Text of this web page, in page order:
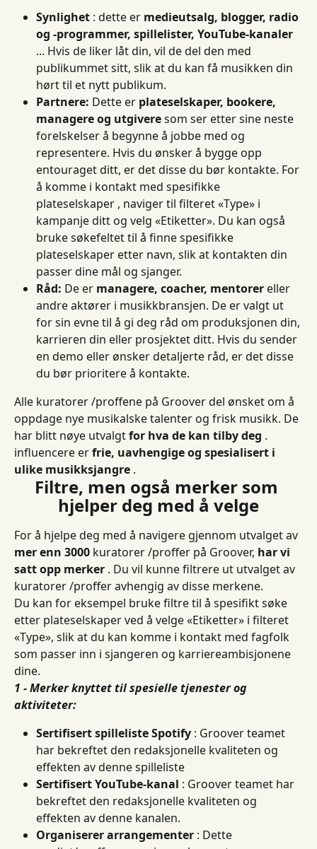
Synlighet : dette er medieutsalg, blogger, radio
og -programmer, spillelister, YouTube-kanaler
... Hvis de liker låt din, vil de del den med
publikummet sitt, slik at du kan få musikken din
hørt til et nytt publikum.
Partnere: Dette er plateselskaper, bookere,
managere og utgivere som ser etter sine neste
forelskelser å begynne å jobbe med og
representere. Hvis du ønsker å bygge opp
entouraget ditt, er det disse du bør kontakte. For
å komme i kontakt med spesifikke
plateselskaper , naviger til filteret «Type» i
kampanje ditt og velg «Etiketter». Du kan også
bruke søkefeltet til å finne spesifikke
plateselskaper etter navn, slik at kontakten din
passer dine mål og sjanger.
Råd: De er managere, coacher, mentorer eller
andre aktører i musikkbransjen. De er valgt ut
for sin evne til å gi deg råd om produksjonen din,
karrieren din eller prosjektet ditt. Hvis du sender
en demo eller ønsker detaljerte råd, er det disse
du bør prioritere å kontakte.
Alle kuratorer /proffene på Groover del ønsket om å
oppdage nye musikalske talenter og frisk musikk. De
har blitt nøye utvalgt for hva de kan tilby deg .
influencere er frie, uavhengige og spesialisert i
ulike musikksjangre .
Filtre, men også merker som
hjelper deg med å velge
For å hjelpe deg med å navigere gjennom utvalget av
mer enn 3000 kuratorer /proffer på Groover, har vi
satt opp merker . Du vil kunne filtrere ut utvalget av
kuratorer /proffer avhengig av disse merkene.
Du kan for eksempel bruke filtre til å spesifikt søke
etter plateselskaper ved å velge «Etiketter» i filteret
«Type», slik at du kan komme i kontakt med fagfolk
som passer inn i sjangeren og karriereambisjonene
dine.
1 - Merker knyttet til spesielle tjenester og
aktiviteter:
Sertifisert spilleliste Spotify : Groover teamet
har bekreftet den redaksjonelle kvaliteten og
effekten av denne spilleliste
Sertifisert YouTube-kanal : Groover teamet har
bekreftet den redaksjonelle kvaliteten og
effekten av denne kanalen.
Organiserer arrangementer : Dette